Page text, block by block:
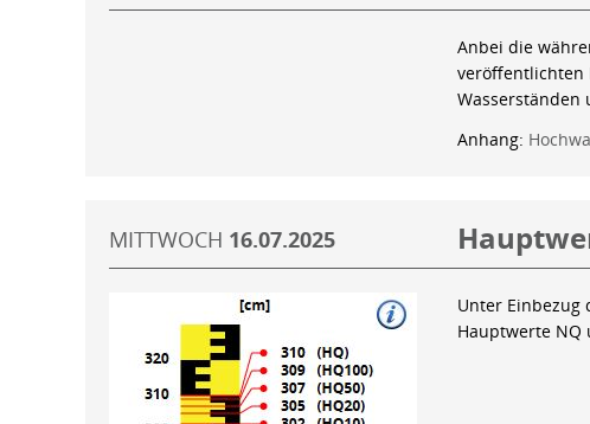
Anbei die
veröffentlichten
Wasserständen
Anhang:
MITTWOCH 16.07.2025
Unter Einbezug
Hauptwerte NQ